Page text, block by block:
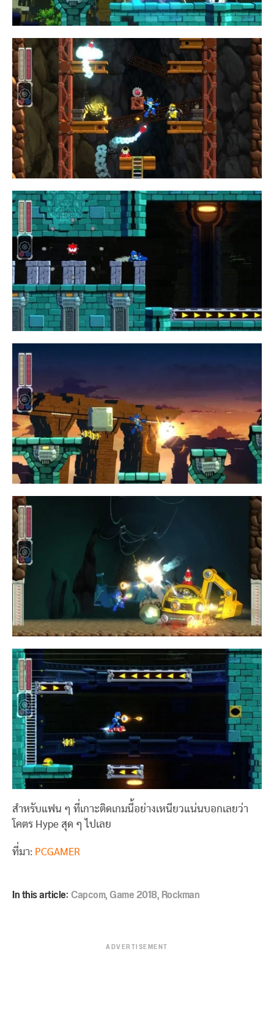
สำหรับแฟน ๆ ที่เกาะติดเกมนี้อย่างเหนียวแน่นบอกเลยว่า
โคตร Hype สุด ๆ ไปเลย
ที่มา: PCGAMER
In this article:Capcom,Game 2018,Rockman
ADVERTISEMENT